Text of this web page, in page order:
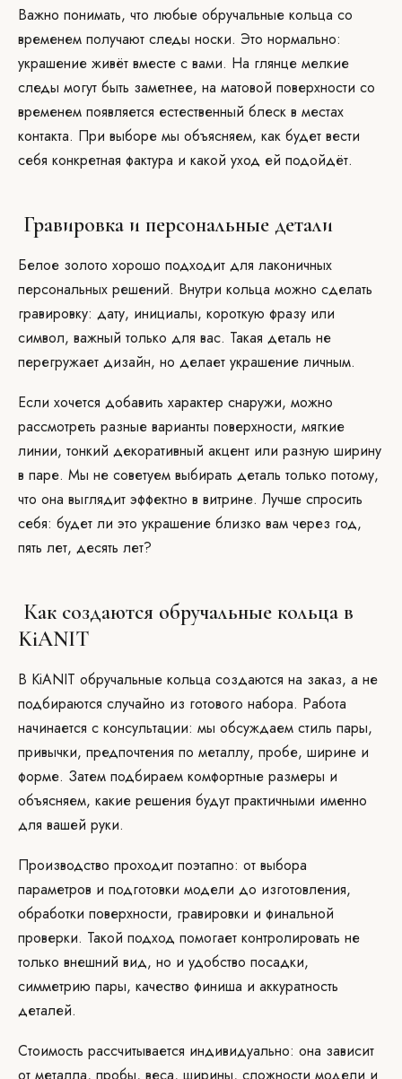
Важно понимать, что любые обручальные кольца со
временем получают следы носки. Это нормально:
украшение живёт вместе с вами. На глянце мелкие
следы могут быть заметнее, на матовой поверхности со
временем появляется естественный блеск в местах
контакта. При выборе мы объясняем, как будет вести
себя конкретная фактура и какой уход ей подойдёт.
Гравировка и персональные детали
Белое золото хорошо подходит для лаконичных
персональных решений. Внутри кольца можно сделать
гравировку: дату, инициалы, короткую фразу или
символ, важный только для вас. Такая деталь не
перегружает дизайн, но делает украшение личным.
Если хочется добавить характер снаружи, можно
рассмотреть разные варианты поверхности, мягкие
линии, тонкий декоративный акцент или разную ширину
в паре. Мы не советуем выбирать деталь только потому,
что она выглядит эффектно в витрине. Лучше спросить
себя: будет ли это украшение близко вам через год,
пять лет, десять лет?
Как создаются обручальные кольца в
KiANIT
В KiANIT обручальные кольца создаются на заказ, а не
подбираются случайно из готового набора. Работа
начинается с консультации: мы обсуждаем стиль пары,
привычки, предпочтения по металлу, пробе, ширине и
форме. Затем подбираем комфортные размеры и
объясняем, какие решения будут практичными именно
для вашей руки.
Производство проходит поэтапно: от выбора
параметров и подготовки модели до изготовления,
обработки поверхности, гравировки и финальной
проверки. Такой подход помогает контролировать не
только внешний вид, но и удобство посадки,
симметрию пары, качество финиша и аккуратность
деталей.
Стоимость рассчитывается индивидуально: она зависит